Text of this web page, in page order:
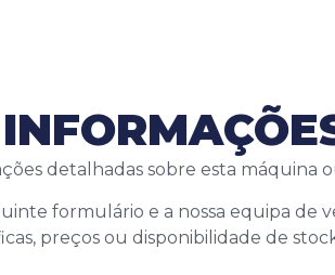
detalhadas sobre esta máquina
formulário e a nossa equipa
preços ou disponibilidade de